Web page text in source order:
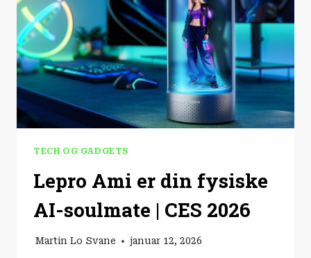
TECH OG GADGETS
Lepro Ami er din fysiske
AI-soulmate | CES 2026
Martin Lo Svane januar 12, 2026